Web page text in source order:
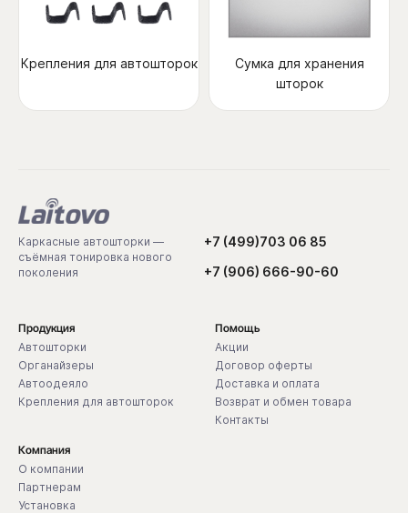
Крепления для автошторок
Сумка для хранения
шторок
Каркасные автошторки —
съёмная тонировка нового
поколения
+7 (499)703 06 85
+7 (906) 666-90-60
Продукция
Автошторки
Органайзеры
Автоодеяло
Крепления для автошторок
Компания
О компании
Партнерам
Установка
Помощь
Акции
Договор оферты
Доставка и оплата
Возврат и обмен товара
Контакты